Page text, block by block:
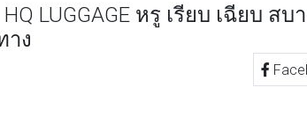
LUGGAGE หรู เรียบ เฉียบ ส
าง